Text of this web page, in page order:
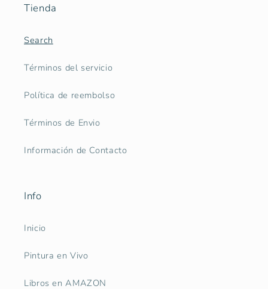
Tienda
Search
Términos del servicio
Política de reembolso
Términos de Envio
Información de Contacto
Info
Inicio
Pintura en Vivo
Libros en AMAZON